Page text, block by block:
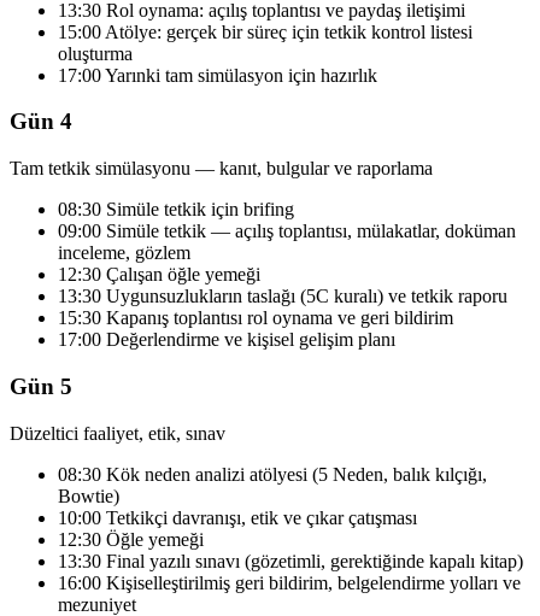
13:30 Rol oynama: açılış toplantısı ve paydaş iletişimi
15:00 Atölye: gerçek bir süreç için tetkik kontrol listesi
oluşturma
17:00 Yarınki tam simülasyon için hazırlık
Gün 4
Tam tetkik simülasyonu — kanıt, bulgular ve raporlama
08:30 Simüle tetkik için brifing
09:00 Simüle tetkik — açılış toplantısı, mülakatlar, doküman
inceleme, gözlem
12:30 Çalışan öğle yemeği
13:30 Uygunsuzlukların taslağı (5C kuralı) ve tetkik raporu
15:30 Kapanış toplantısı rol oynama ve geri bildirim
17:00 Değerlendirme ve kişisel gelişim planı
Gün 5
Düzeltici faaliyet, etik, sınav
08:30 Kök neden analizi atölyesi (5 Neden, balık kılçığı,
Bowtie)
10:00 Tetkikçi davranışı, etik ve çıkar çatışması
12:30 Öğle yemeği
13:30 Final yazılı sınavı (gözetimli, gerektiğinde kapalı kitap)
16:00 Kişiselleştirilmiş geri bildirim, belgelendirme yolları ve
mezuniyet